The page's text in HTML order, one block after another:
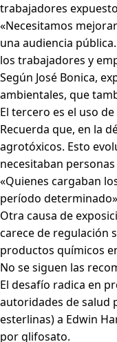
trabajadores
«Necesitamos
una audiencia
los trabajadores y
Según José Bonica,
ambientales, que
El tercero es el uso
Recuerda que, en la
agrotóxicos. Esto
necesitaban
«Quienes cargaban
período
Otra causa de
carece de regulación
productos químicos
No se siguen las
El desafío radica en
autoridades de salud
esterlinas) a Edwin
por glifosato.